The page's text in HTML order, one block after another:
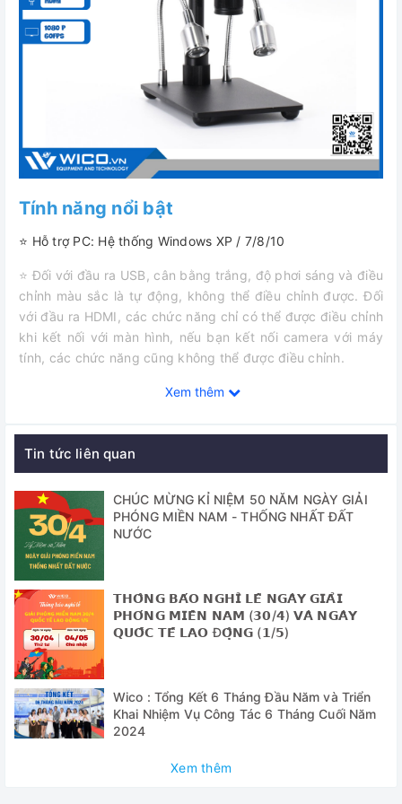
Tính năng nổi bật
⭐ Hỗ trợ PC: Hệ thống Windows XP / 7/8/10
⭐ Đối với đầu ra USB, cân bằng trắng, độ phơi sáng và điều
chỉnh màu sắc là tự động, không thể điều chỉnh được. Đối
với đầu ra HDMI, các chức năng chỉ có thể được điều chỉnh
khi kết nối với màn hình, nếu bạn kết nối camera với máy
tính, các chức năng cũng không thể được điều chỉnh.
⭐ Khi sử dụng kết nối USB, vui lòng đảm bảo không có thẻ
Thông số camera
megapixel 1 / 2,33 inch
Kích thước điểm ảnh: 1.335μm × 1.335μm
Tốc độ khung hình: 60fps
Ống kính: C / CS
Định dạng video: MP4
Zoom kỹ thuật số: Hỗ trợ
Kiểm soát độ sáng: Tự động / thủ công
Màu sắc: R / G / B có thể điều chỉnh
Giao diện thẻ TF: Tối đa 64G
Xem thêm
Tin tức liên quan
CHÚC MỪNG KỈ NIỆM 50 NĂM NGÀY GIẢI
PHÓNG MIỀN NAM - THỐNG NHẤT ĐẤT
NƯỚC
𝗧𝗛𝗢̂𝗡𝗚 𝗕𝗔́𝗢 𝗡𝗚𝗛𝗜̉ 𝗟𝗘̂̃ 𝗡𝗚𝗔̀𝗬 𝗚𝗜𝗔̉𝗜
𝗣𝗛𝗢́𝗡𝗚 𝗠𝗜𝗘̂̀𝗡 𝗡𝗔𝗠 (𝟯𝟬/𝟰) 𝗩𝗔̀ 𝗡𝗚𝗔̀𝗬
𝗤𝗨𝗢̂́𝗖 𝗧𝗘̂́ 𝗟𝗔𝗢 Đ𝗢̣̂𝗡𝗚 (𝟭/𝟱)
Wico : Tổng Kết 6 Tháng Đầu Năm và Triển
Khai Nhiệm Vụ Công Tác 6 Tháng Cuối Năm
2024
Xem thêm